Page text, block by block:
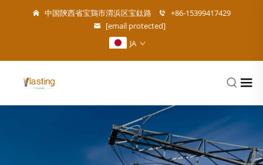
中国陝西省宝鶏市渭浜区宝鈦路
+86-15399417429
[email protected]
JA